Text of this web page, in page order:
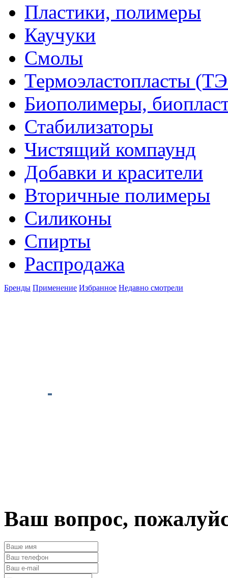
Пластики, полимеры
Каучуки
Смолы
Термоэластопласты
Биополимеры,
Стабилизаторы
Чистящий компаунд
Добавки и красители
Вторичные полимеры
Силиконы
Спирты
Распродажа
Бренды Применение Избранное Недавно смотрели
Ваш вопрос,